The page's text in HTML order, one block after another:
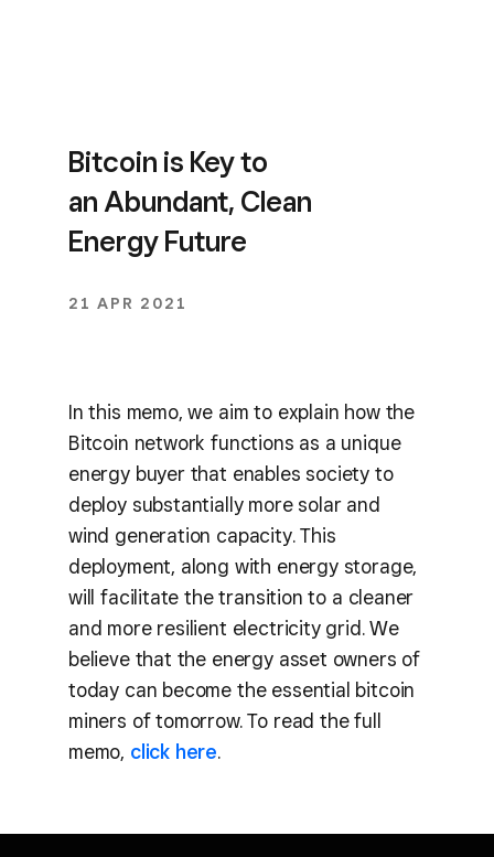
Bitcoin is Key to
an Abundant, Clean
Energy Future
21 APR 2021
In this memo, we aim to explain how the
Bitcoin network functions as a unique
energy buyer that enables society to
deploy substantially more solar and
wind generation capacity. This
deployment, along with energy storage,
will facilitate the transition to a cleaner
and more resilient electricity grid. We
believe that the energy asset owners of
today can become the essential bitcoin
miners of tomorrow. To read the full
memo, click here.